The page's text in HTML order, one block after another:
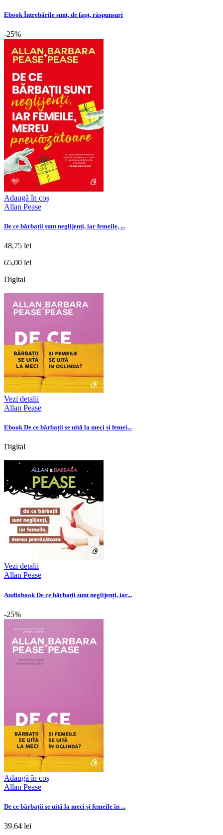
Ebook Întrebările sunt, de fapt, răspunsuri
-25%
Adaugă în coș
Allan Pease
De ce bărbații sunt neglijenți, iar femeile, ...
48,75 lei
65,00 lei
Digital
Vezi detalii
Allan Pease
Ebook De ce bărbații se uită la meci și femei...
Digital
Vezi detalii
Allan Pease
Audiobook De ce bărbații sunt neglijenți, iar...
-25%
Adaugă în coș
Allan Pease
De ce bărbații se uită la meci și femeile în ...
39,64 lei